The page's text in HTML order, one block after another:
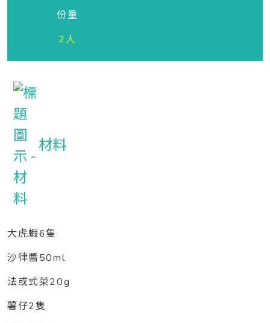
份量
2人
材料
大虎蝦6隻
沙律醬50ml
法或式菜20g
薯仔2隻